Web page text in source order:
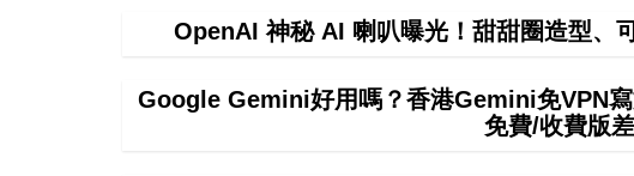
OpenAI 神秘 AI 喇叭曝光！甜甜圈造型
Google Gemini好用嗎？香港Gemini免VPN
免費/收費版